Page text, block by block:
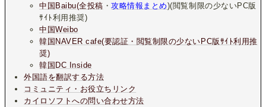
中国Baibu(全投稿 ・攻略情報まとめ)(閲覧制限の少ないPC版
ｻｲﾄ利用推奨)
中国Weibo
韓国NAVER cafe(要認証・閲覧制限の少ないPC版ｻｲﾄ利用推
奨)
韓国DC Inside
外国語を翻訳する方法
コミュニティ・お役立ちリンク
カイロソフトへの問い合わせ方法